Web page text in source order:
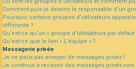
Comment puis-je devenir le responsable d’un
Pourquoi certains groupes d’utilisateurs
différente ?
Qu’est-ce qu’un « groupe d’utilisateurs par défaut
Qu’est-ce que le lien « L’équipe » ?
Messagerie privée
Je ne peux pas envoyer de messages privés !
Je continue à recevoir des messages privés non